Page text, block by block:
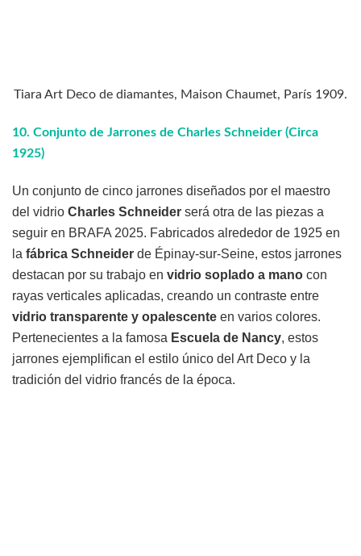
Tiara Art Deco de diamantes, Maison Chaumet, París 1909.
10. Conjunto de Jarrones de Charles Schneider (Circa
1925)
Un conjunto de cinco jarrones diseñados por el maestro
del vidrio Charles Schneider será otra de las piezas a
seguir en BRAFA 2025. Fabricados alrededor de 1925 en
la fábrica Schneider de Épinay-sur-Seine, estos jarrones
destacan por su trabajo en vidrio soplado a mano con
rayas verticales aplicadas, creando un contraste entre
vidrio transparente y opalescente en varios colores.
Pertenecientes a la famosa Escuela de Nancy, estos
jarrones ejemplifican el estilo único del Art Deco y la
tradición del vidrio francés de la época.